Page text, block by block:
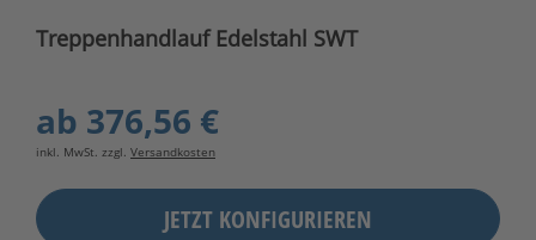
Treppenhandlauf Edelstahl SWT
ab 376,56 €
inkl. MwSt. zzgl. Versandkosten
JETZT KONFIGURIEREN